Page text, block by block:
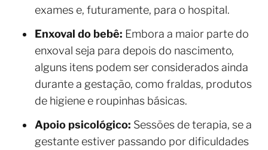
exames e, futuramente, para o hospital.
Enxoval do bebê: Embora a maior parte do
enxoval seja para depois do nascimento,
alguns itens podem ser considerados ainda
durante a gestação, como fraldas, produtos
de higiene e roupinhas básicas.
Apoio psicológico: Sessões de terapia, se a
gestante estiver passando por dificuldades